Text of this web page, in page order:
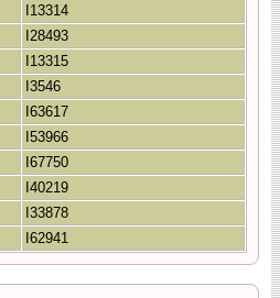
I13314
I28493
I13315
I3546
I63617
I53966
I67750
I40219
I33878
I62941